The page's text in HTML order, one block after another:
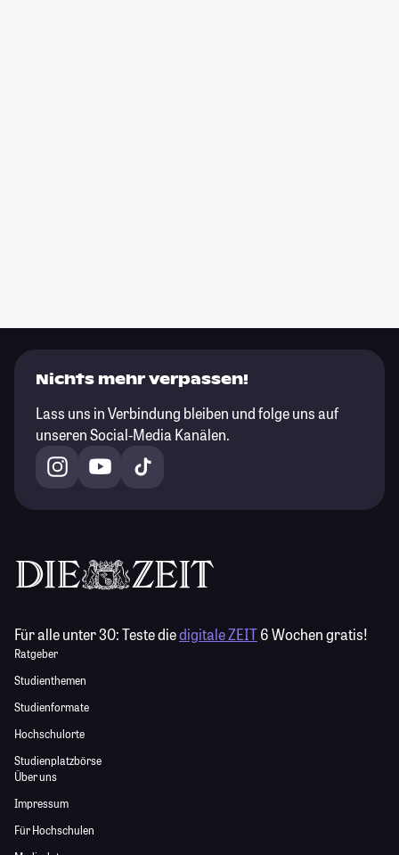
Nichts mehr verpassen!
Lass uns in Verbindung bleiben und folge uns auf
unseren Social-Media Kanälen.
Für alle unter 30:Teste diedigitale ZEIT6 Wochen gratis!
Ratgeber
Studienthemen
Studienformate
Hochschulorte
Studienplatzbörse
Über uns
Impressum
Für Hochschulen